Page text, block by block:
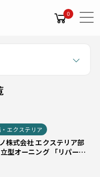
0
エクステリア
株式会社 エクステリア部
型オーニング 「リパー